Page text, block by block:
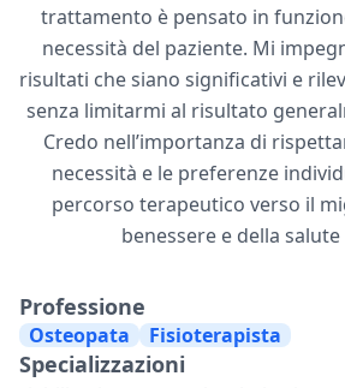
trattamento è pensato in
necessità del paziente. Mi
risultati che siano significativi e
senza limitarmi al risultato
Credo nell’importanza di
necessità e le preferenze
percorso terapeutico verso il
benessere e della
Professione
Osteopata Fisioterapista
Specializzazioni